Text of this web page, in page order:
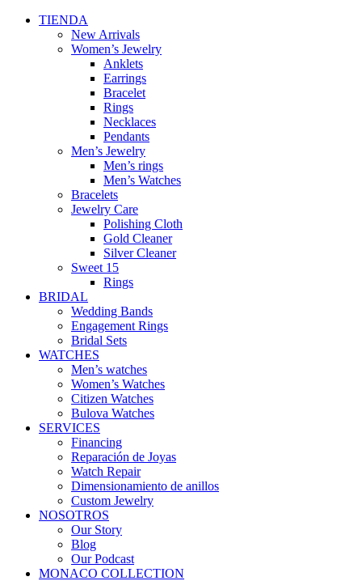
TIENDA
New Arrivals
Women’s Jewelry
Anklets
Earrings
Bracelet
Rings
Necklaces
Pendants
Men’s Jewelry
Men’s rings
Men’s Watches
Bracelets
Jewelry Care
Polishing Cloth
Gold Cleaner
Silver Cleaner
Sweet 15
Rings
BRIDAL
Wedding Bands
Engagement Rings
Bridal Sets
WATCHES
Men’s watches
Women’s Watches
Citizen Watches
Bulova Watches
SERVICES
Financing
Reparación de Joyas
Watch Repair
Dimensionamiento de anillos
Custom Jewelry
NOSOTROS
Our Story
Blog
Our Podcast
MONACO COLLECTION